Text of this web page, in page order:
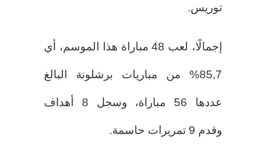
توريس.
إجمالًا، لعب 48 مباراة هذا الموسم، أي
85,7% من مباريات برشلونة البالغ
عددها 56 مباراة، وسجل 8 أهداف
وقدم 9 تمريرات حاسمة.